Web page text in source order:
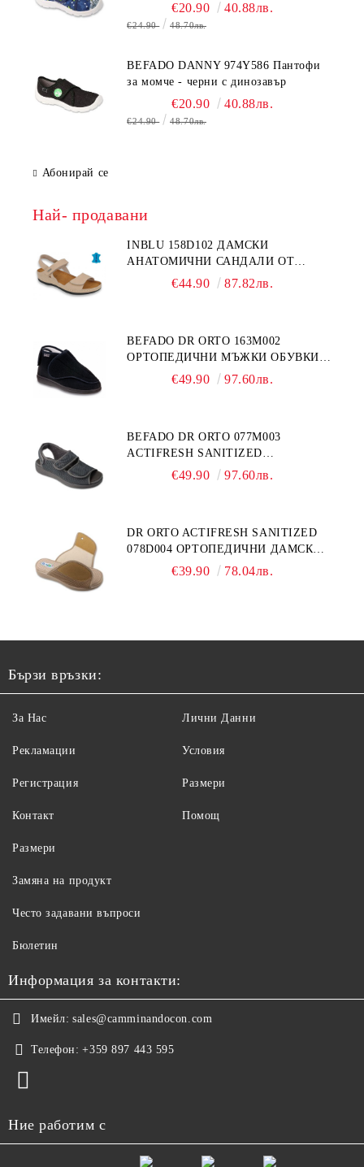
€20.90 40.88лв.
€24.90 48.70лв.
BEFADO DANNY 974Y586 Пантофи
за момче - черни с динозавър
€20.90 40.88лв.
€24.90 48.70лв.
Абонирай се
Най- продавани
INBLU 158D102 ДАМСКИ
АНАТОМИЧНИ САНДАЛИ ОТ
ЕСТЕСТВЕНА КОЖА, БЕЖОВИ
€44.90 87.82лв.
BEFADO DR ORTO 163M002
ОРТОПЕДИЧНИ МЪЖКИ ОБУВКИ
ЗА ГИПСИРАН ИЛИ СВРЪХ
€49.90 97.60лв.
BEFADO DR ORTO 077M003
ACTIFRESH SANITIZED
ОРТОПЕДИЧНИ САНДАЛИ ЗА
€49.90 97.60лв.
DR ORTO ACTIFRESH SANITIZED
078D004 ОРТОПЕДИЧНИ ДАМСКИ
ЧЕХЛИ ЗА МНОГО ОТЕКЪЛ КРАК,
€39.90 78.04лв.
Бързи връзки:
За Нас
Рекламации
Регистрация
Контакт
Лични Данни
Условия
Размери
Помощ
Размери
Замяна на продукт
Често задавани въпроси
Бюлетин
Информация за контакти:
Имейл: sales@camminandocon.com
Телефон: +359 897 443 595
Ние работим с